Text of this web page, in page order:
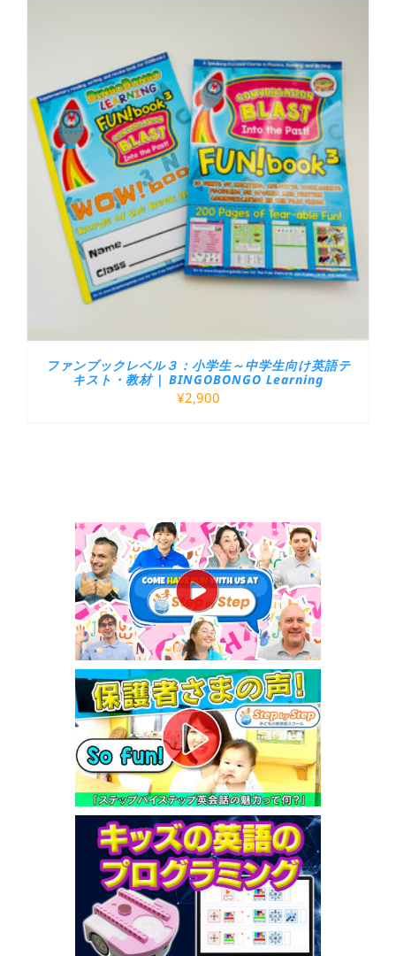
ファンブックレベル３：小学生～中学生向け英語テ
キスト・教材 | BINGOBONGO Learning
¥2,900